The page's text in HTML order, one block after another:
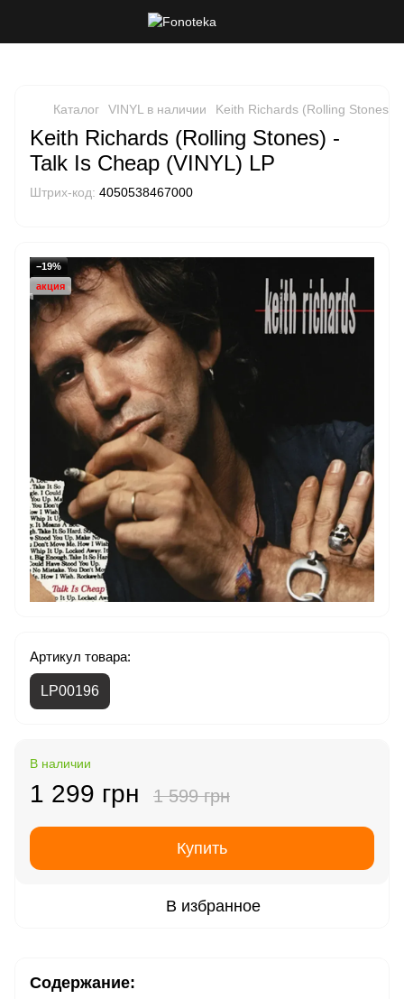
Каталог VINYL в наличии Keith Richards (Rolling Stones)
Keith Richards (Rolling Stones) -
Talk Is Cheap (VINYL) LP
Штрих-код: 4050538467000
−19%
акция
Артикул товара:
LP00196
В наличии
1 299 грн 1 599 грн
Купить
В избранное
Содержание: